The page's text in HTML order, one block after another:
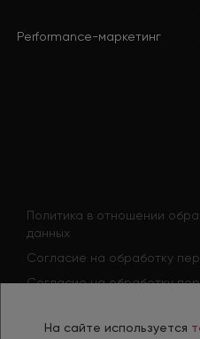
Performance-маркетинг
Политика в отношении
данных
Согласие на обработку
Согласие на обработку
Политика использования
На сайте используется